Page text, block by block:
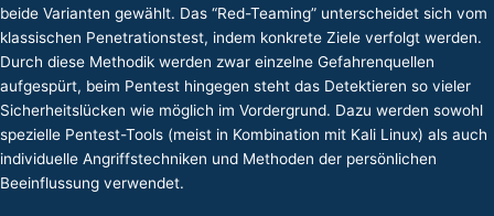
beide Varianten gewählt. Das “Red-Teaming” unterscheidet sich vom
klassischen Penetrationstest, indem konkrete Ziele verfolgt werden.
Durch diese Methodik werden zwar einzelne Gefahrenquellen
aufgespürt, beim Pentest hingegen steht das Detektieren so vieler
Sicherheitslücken wie möglich im Vordergrund. Dazu werden sowohl
spezielle Pentest-Tools (meist in Kombination mit Kali Linux) als auch
individuelle Angriffstechniken und Methoden der persönlichen
Beeinflussung verwendet.